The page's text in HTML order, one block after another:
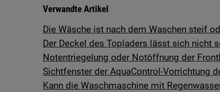
Verwandte Artikel
Die Wäsche ist nach dem Waschen steif
Der Deckel des Topladers lässt sich nicht
Notentriegelung oder Notöffnung der
Sichtfenster der AquaControl-Vorrichtung
Kann die Waschmaschine mit